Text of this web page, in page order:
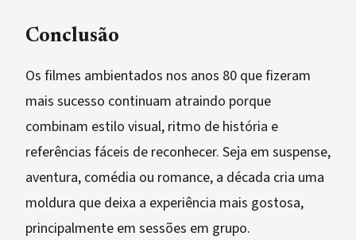
Conclusão
Os filmes ambientados nos anos 80 que fizeram
mais sucesso continuam atraindo porque
combinam estilo visual, ritmo de história e
referências fáceis de reconhecer. Seja em suspense,
aventura, comédia ou romance, a década cria uma
moldura que deixa a experiência mais gostosa,
principalmente em sessões em grupo.